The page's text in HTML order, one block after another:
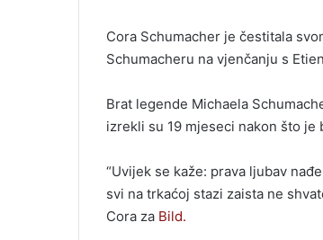
Cora Schumacher je čestitala
Schumacheru na vjenčanju s
Brat legende Michaela
izrekli su 19 mjeseci nakon što je
“Uvijek se kaže: prava ljubav
svi na trkaćoj stazi zaista ne
Cora za Bild.